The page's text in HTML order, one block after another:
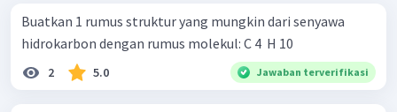
Buatkan 1 rumus struktur yang mungkin dari senyawa
hidrokarbon dengan rumus molekul: C 4 ​ H 10 ​
2 5.0 Jawaban terverifikasi